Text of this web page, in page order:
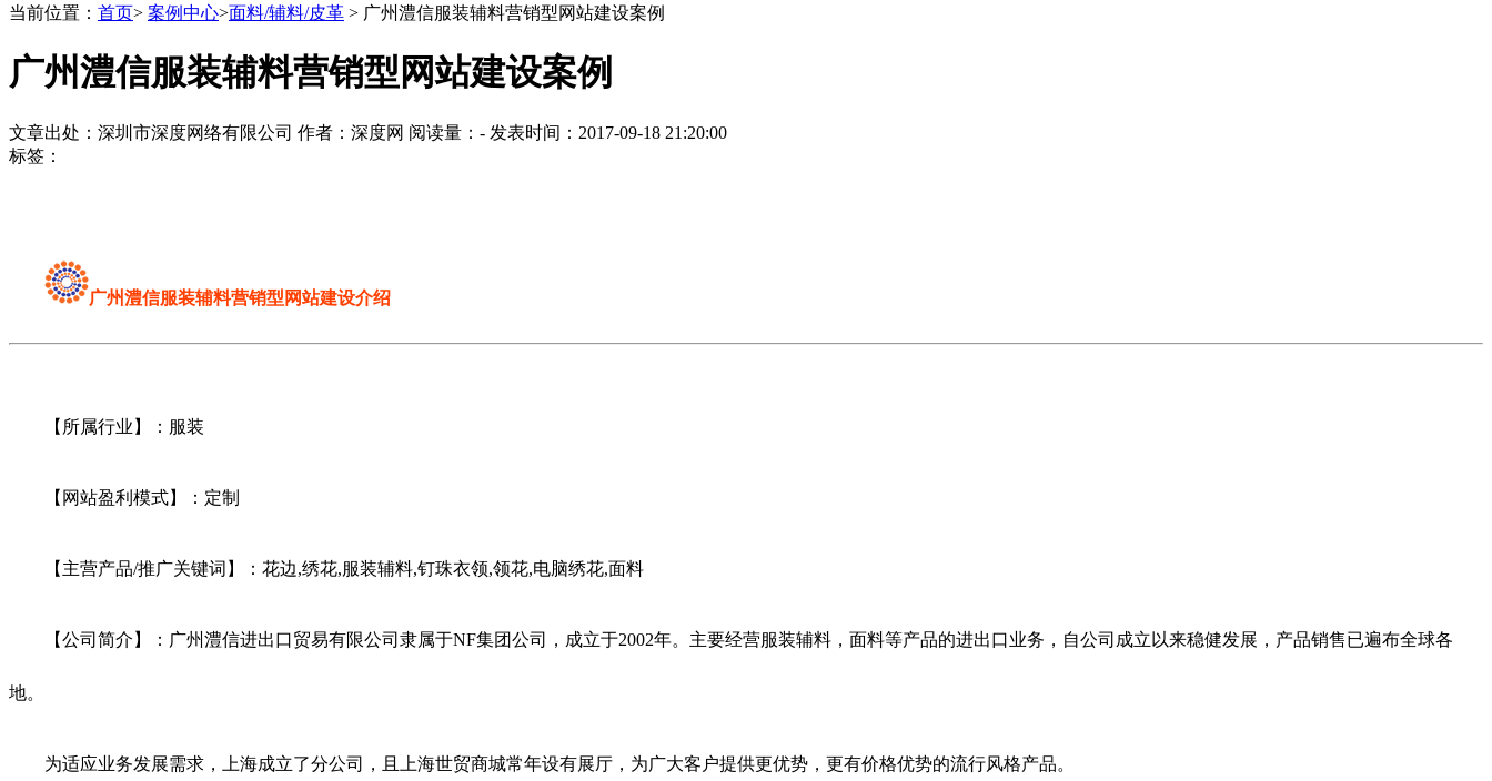
当前位置： 首页> 案例中心>面料/辅料/皮革 > 广州澧信服装辅料营销型网站建设案例
广州澧信服装辅料营销型网站建设案例
文章出处：深圳市深度网络有限公司 作者：深度网 阅读量： - 发表时间：2017-09-18 21:20:00
标签：
广州澧信服装辅料营销型网站建设介绍
【所属行业】：服装
【网站盈利模式】：定制
【主营产品/推广关键词】：花边,绣花,服装辅料,钉珠衣领,领花,电脑绣花,面料
【公司简介】：广州澧信进出口贸易有限公司隶属于NF集团公司，成立于2002年。主要经营服装辅料，面料等产品的进出口业务，自公司成立以来稳健发展，产品销售已遍布全球各
地。
为适应业务发展需求，上海成立了分公司，且上海世贸商城常年设有展厅，为广大客户提供更优势，更有价格优势的流行风格产品。